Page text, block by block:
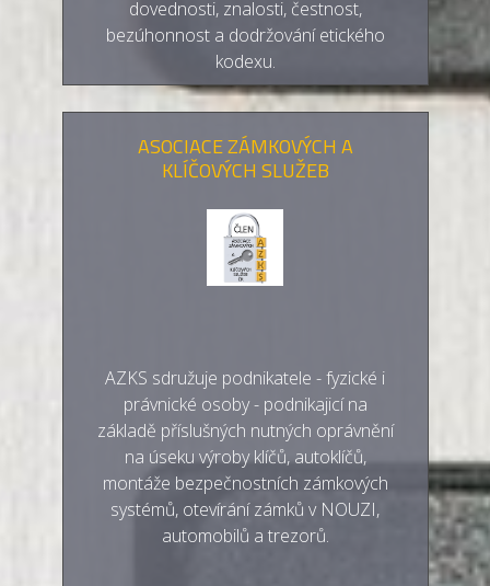
dovednosti, znalosti, čestnost,
bezúhonnost a dodržování etického
kodexu.
ASOCIACE ZÁMKOVÝCH A
KLÍČOVÝCH SLUŽEB
AZKS sdružuje podnikatele - fyzické i
právnické osoby - podnikajicí na
základě příslušných nutných oprávnění
na úseku výroby klíčů, autoklíčů,
montáže bezpečnostních zámkových
systémů, otevírání zámků v NOUZI,
automobilů a trezorů.